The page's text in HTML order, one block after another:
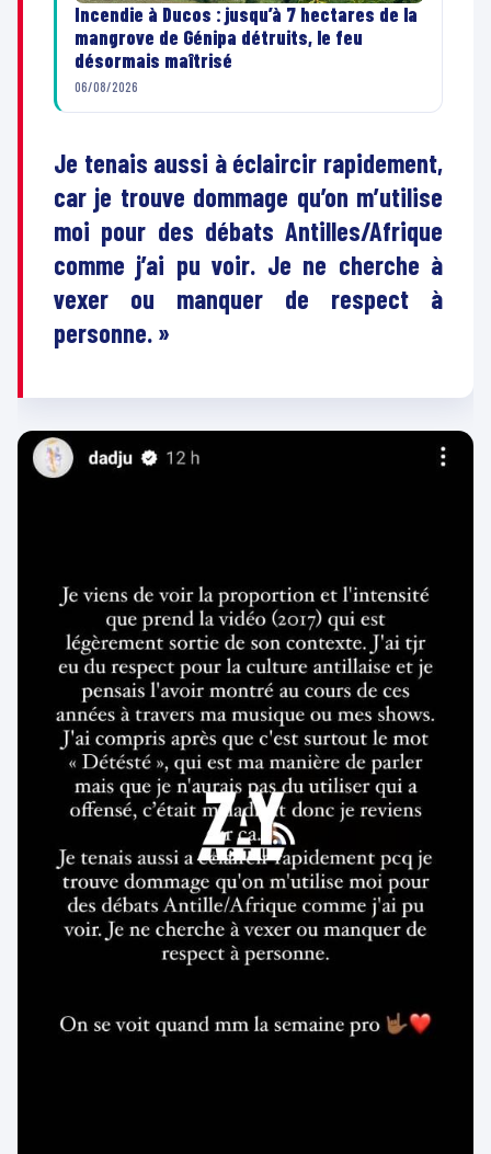
Incendie à Ducos : jusqu’à 7 hectares de la
mangrove de Génipa détruits, le feu
désormais maîtrisé
06/08/2026
Je tenais aussi à éclaircir rapidement,
car je trouve dommage qu’on m’utilise
moi pour des débats Antilles/Afrique
comme j’ai pu voir. Je ne cherche à
vexer ou manquer de respect à
personne. »